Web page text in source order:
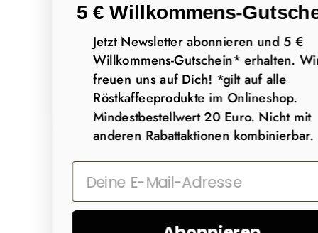
Jetzt Newsletter abonnieren und 5 €
Willkommens-Gutschein* erhalten.
freuen uns auf Dich! *gilt auf alle
Röstkaffeeprodukte im Onlineshop.
Mindestbestellwert 20 Euro. Nicht mit
anderen Rabattaktionen kombinierbar.
Abonnieren